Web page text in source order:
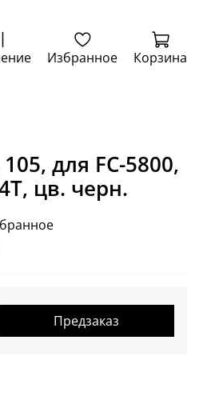
Избранное Корзина
для FC-5800,
цв. черн.
Предзаказ